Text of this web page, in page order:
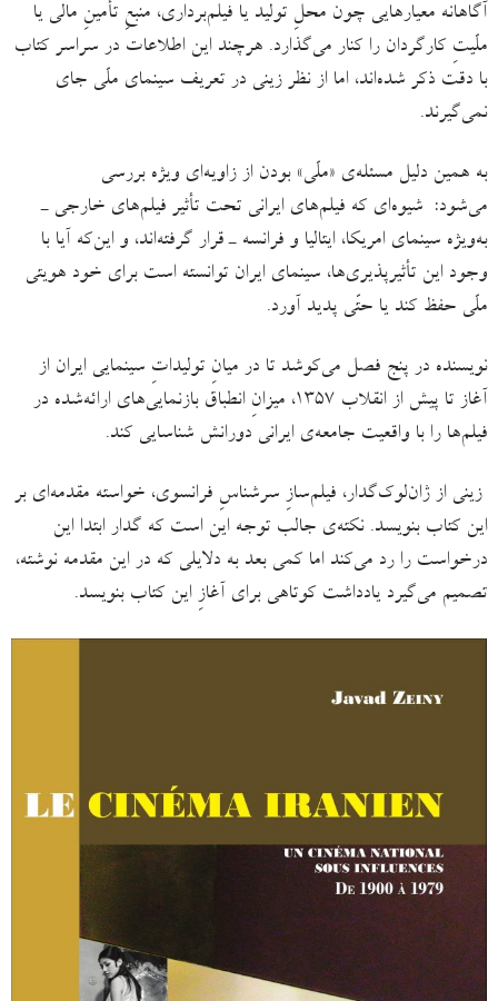
آگاهانه معیارهایی چون محلِ تولید یا فیلم‌برداری، منبعِ تأمینِ مالی یا
ملّیتِ کارگردان را کنار می‌گذارد. هرچند این اطلاعات در سراسر کتاب
با دقت ذکر شده‌اند، اما از نظر زینی در تعریف سینمای ملّی جای
نمی‌گیرند.
به همین دلیل مسئله‌ی «ملّی» بودن از زاویه‌ای ویژه بررسی
می‌شود: شیوه‌ای که فیلم‌های ایرانی تحت تأثیر فیلم‌های خارجی ـ
به‌ویژه سینمای امریکا، ایتالیا و فرانسه ـ قرار گرفته‌اند، و این‌که آیا با
وجود این تأثیرپذیری‌ها، سینمای ایران توانسته است برای خود هویتی
ملّی حفظ کند یا حتّی پدید آورد.
نویسنده در پنج فصل می‌کوشد تا در میانِ تولیداتِ سینمایی ایران از
آغاز تا پیش از انقلاب ۱۳۵۷، میزانِ انطباق بازنمایی‌های ارائه‌شده در
فیلم‌ها را با واقعیت جامعه‌ی ایرانی دورانش شناسایی کند.
زینی از ژان‌لوک‌گدار،‌ فیلم‌سازِ سرشناسِ فرانسوی، خواسته مقدمه‌ای بر
این کتاب بنویسد. نکته‌ی جالب توجه این است که گدار ابتدا این
درخواست را رد می‌کند اما کمی بعد به دلایلی که در این مقدمه نوشته،
تصمیم می‌گیرد یادداشت کوتاهی برای آغازِ این کتاب بنویسد.